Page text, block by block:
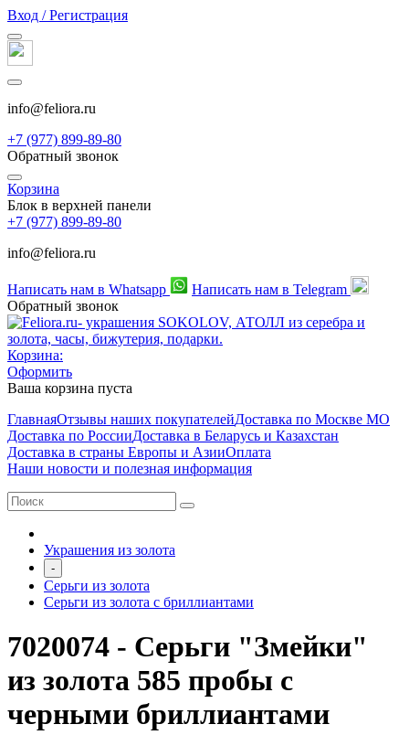
Вход / Регистрация
info@feliora.ru
+7 (977) 899-89-80
Обратный звонок
Корзина
Блок в верхней панели
+7 (977) 899-89-80
info@feliora.ru
Написать нам в Whatsapp
Написать нам в Telegram
Обратный звонок
Корзина:
Оформить
Ваша корзина пуста
ГлавнаяОтзывы наших покупателейДоставка по Москве МО
Доставка по РоссииДоставка в Беларусь и Казахстан
Доставка в страны Европы и АзииОплата
Наши новости и полезная информация
Украшения из золота
-
Серьги из золота
Серьги из золота с бриллиантами
7020074 - Серьги "Змейки"
из золота 585 пробы с
черными бриллиантами